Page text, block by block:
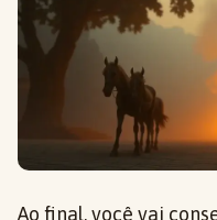
Ao final, você vai